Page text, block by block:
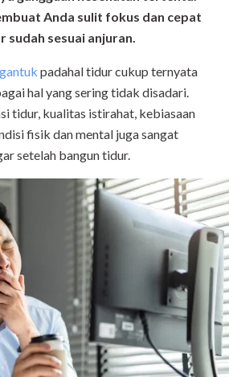
Anda sulit fokus dan cepat
sudah sesuai anjuran.
padahal tidur cukup ternyata
hal yang sering tidak disadari.
tidur, kualitas istirahat, kebiasaan
fisik dan mental juga sangat
setelah bangun tidur.